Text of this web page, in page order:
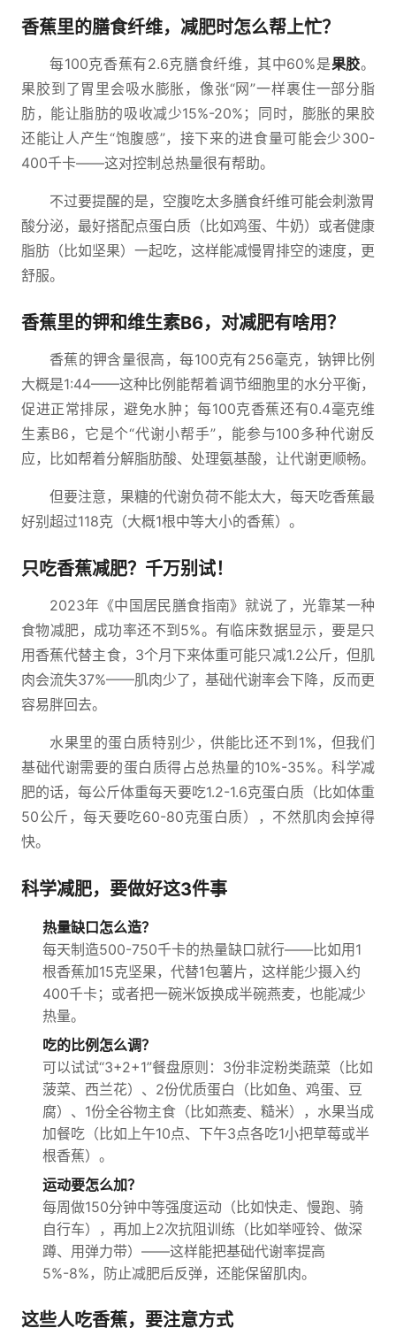
香蕉里的膳食纤维，减肥时怎么帮上忙？
每100克香蕉有2.6克膳食纤维，其中60%是果胶。
果胶到了胃里会吸水膨胀，像张“网”一样裹住一部分脂
肪，能让脂肪的吸收减少15%-20%；同时，膨胀的果胶
还能让人产生“饱腹感”，接下来的进食量可能会少300-
400千卡——这对控制总热量很有帮助。
不过要提醒的是，空腹吃太多膳食纤维可能会刺激胃
酸分泌，最好搭配点蛋白质（比如鸡蛋、牛奶）或者健康
脂肪（比如坚果）一起吃，这样能减慢胃排空的速度，更
舒服。
香蕉里的钾和维生素B6，对减肥有啥用？
香蕉的钾含量很高，每100克有256毫克，钠钾比例
大概是1:44——这种比例能帮着调节细胞里的水分平衡，
促进正常排尿，避免水肿；每100克香蕉还有0.4毫克维
生素B6，它是个“代谢小帮手”，能参与100多种代谢反
应，比如帮着分解脂肪酸、处理氨基酸，让代谢更顺畅。
但要注意，果糖的代谢负荷不能太大，每天吃香蕉最
好别超过118克（大概1根中等大小的香蕉）。
只吃香蕉减肥？千万别试！
2023年《中国居民膳食指南》就说了，光靠某一种
食物减肥，成功率还不到5%。有临床数据显示，要是只
用香蕉代替主食，3个月下来体重可能只减1.2公斤，但肌
肉会流失37%——肌肉少了，基础代谢率会下降，反而更
容易胖回去。
水果里的蛋白质特别少，供能比还不到1%，但我们
基础代谢需要的蛋白质得占总热量的10%-35%。科学减
肥的话，每公斤体重每天要吃1.2-1.6克蛋白质（比如体重
50公斤，每天要吃60-80克蛋白质），不然肌肉会掉得
快。
科学减肥，要做好这3件事
热量缺口怎么造？
每天制造500-750千卡的热量缺口就行——比如用1
根香蕉加15克坚果，代替1包薯片，这样能少摄入约
400千卡；或者把一碗米饭换成半碗燕麦，也能减少
热量。
吃的比例怎么调？
可以试试“3+2+1”餐盘原则：3份非淀粉类蔬菜（比如
菠菜、西兰花）、2份优质蛋白（比如鱼、鸡蛋、豆
腐）、1份全谷物主食（比如燕麦、糙米），水果当成
加餐吃（比如上午10点、下午3点各吃1小把草莓或半
根香蕉）。
运动要怎么加？
每周做150分钟中等强度运动（比如快走、慢跑、骑
自行车），再加上2次抗阻训练（比如举哑铃、做深
蹲、用弹力带）——这样能把基础代谢率提高
5%-8%，防止减肥后反弹，还能保留肌肉。
这些人吃香蕉，要注意方式